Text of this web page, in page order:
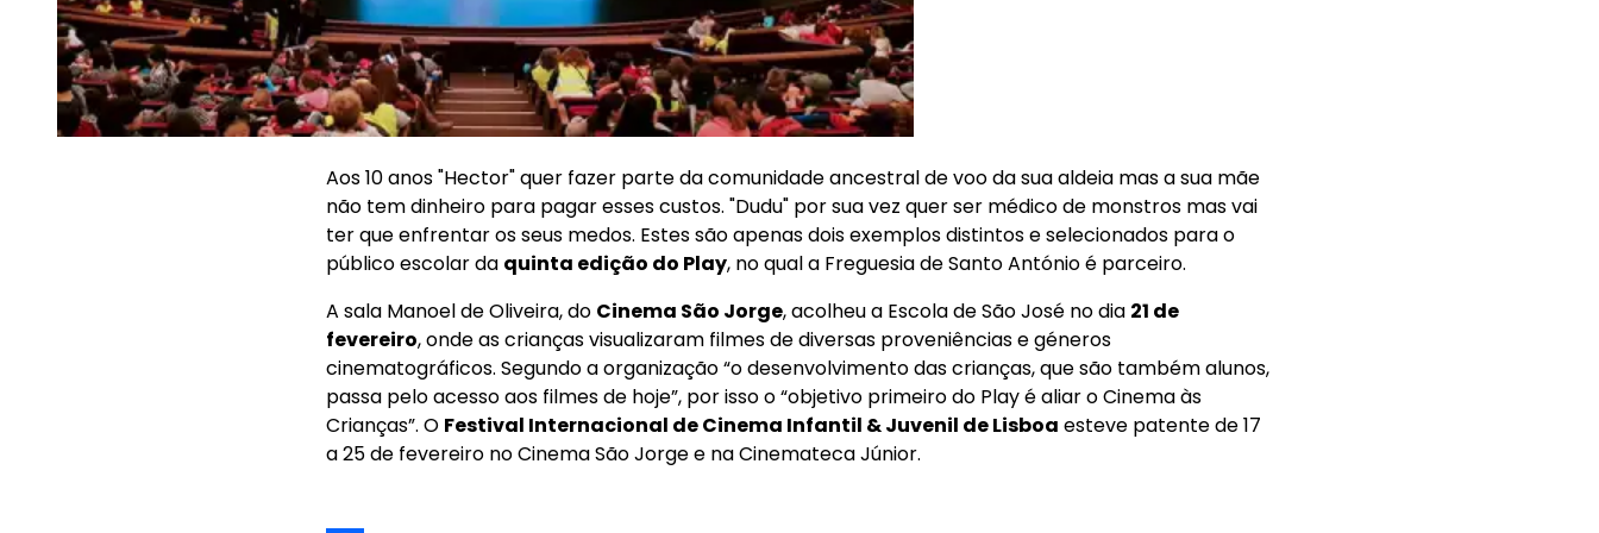
Aos 10 anos "Hector" quer fazer parte da comunidade ancestral de voo da sua aldeia mas a sua mãe
não tem dinheiro para pagar esses custos. "Dudu" por sua vez quer ser médico de monstros mas vai
ter que enfrentar os seus medos. Estes são apenas dois exemplos distintos e selecionados para o
público escolar da quinta edição do Play, no qual a Freguesia de Santo António é parceiro.
A sala Manoel de Oliveira, do Cinema São Jorge, acolheu a Escola de São José no dia 21 de
fevereiro, onde as crianças visualizaram filmes de diversas proveniências e géneros
cinematográficos. Segundo a organização “o desenvolvimento das crianças, que são também alunos,
passa pelo acesso aos filmes de hoje”, por isso o “objetivo primeiro do Play é aliar o Cinema às
Crianças”. O Festival Internacional de Cinema Infantil & Juvenil de Lisboa esteve patente de 17
a 25 de fevereiro no Cinema São Jorge e na Cinemateca Júnior.